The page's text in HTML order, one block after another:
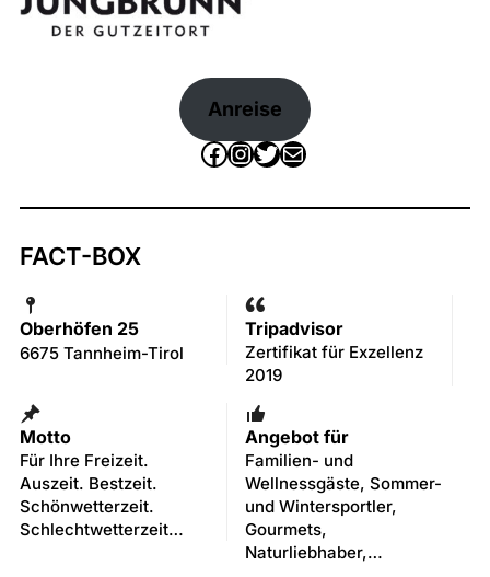
Anreise
Facebook InstagramTwitter E-Mail
FACT-BOX
Oberhöfen 25
6675 Tannheim-Tirol
Tripadvisor
Zertifikat für Exzellenz
2019
Motto
Für Ihre Freizeit.
Auszeit. Bestzeit.
Schönwetterzeit.
Schlechtwetterzeit…
Angebot für
Familien- und
Wellnessgäste, Sommer-
und Wintersportler,
Gourmets,
Naturliebhaber,…